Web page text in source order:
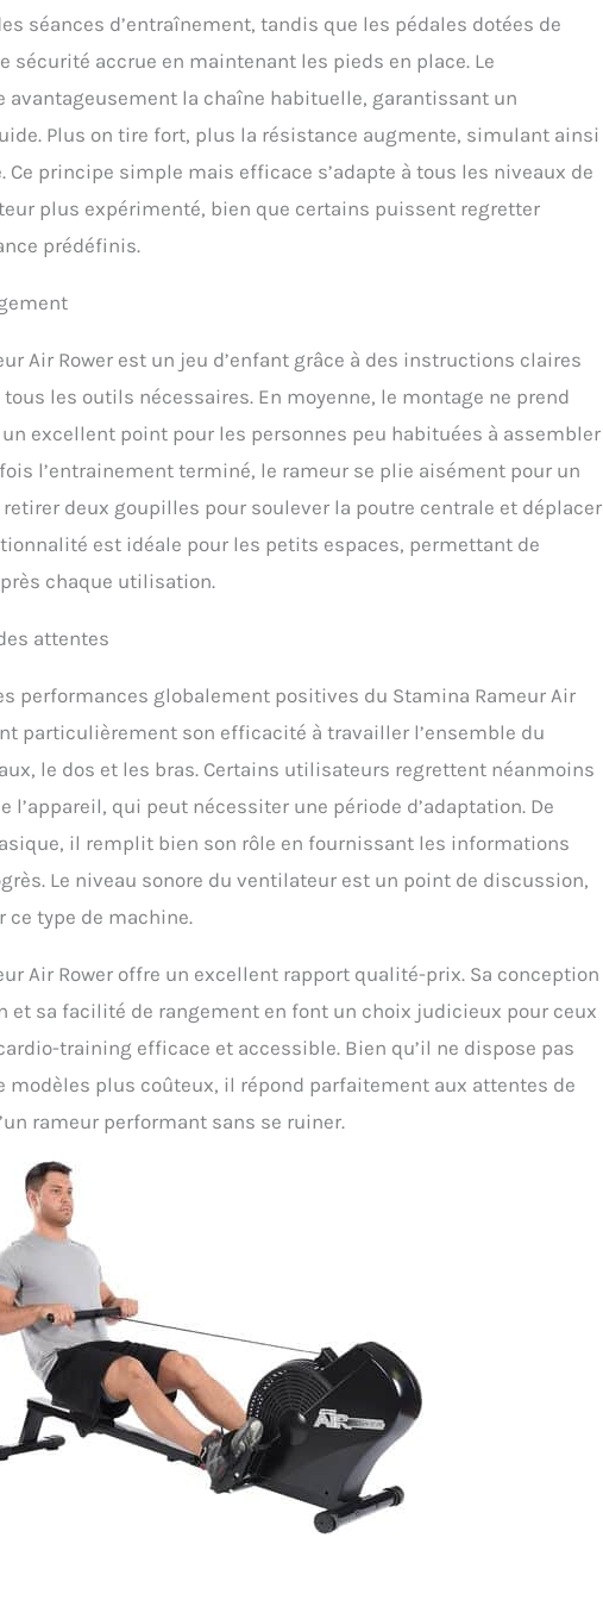
séances d’entraînement, tandis que les pédales dotées de
sécurité accrue en maintenant les pieds en place. Le
avantageusement la chaîne habituelle, garantissant un
Plus on tire fort, plus la résistance augmente, simulant ainsi
Ce principe simple mais efficace s’adapte à tous les niveaux de
plus expérimenté, bien que certains puissent regretter
prédéfinis.
Air Rower est un jeu d’enfant grâce à des instructions claires
les outils nécessaires. En moyenne, le montage ne prend
excellent point pour les personnes peu habituées à assembler
l’entrainement terminé, le rameur se plie aisément pour un
deux goupilles pour soulever la poutre centrale et déplacer
est idéale pour les petits espaces, permettant de
chaque utilisation.
attentes
performances globalement positives du Stamina Rameur Air
particulièrement son efficacité à travailler l’ensemble du
le dos et les bras. Certains utilisateurs regrettent néanmoins
qui peut nécessiter une période d’adaptation. De
il remplit bien son rôle en fournissant les informations
Le niveau sonore du ventilateur est un point de discussion,
ce type de machine.
Air Rower offre un excellent rapport qualité-prix. Sa conception
et sa facilité de rangement en font un choix judicieux pour ceux
training efficace et accessible. Bien qu’il ne dispose pas
modèles plus coûteux, il répond parfaitement aux attentes de
rameur performant sans se ruiner.